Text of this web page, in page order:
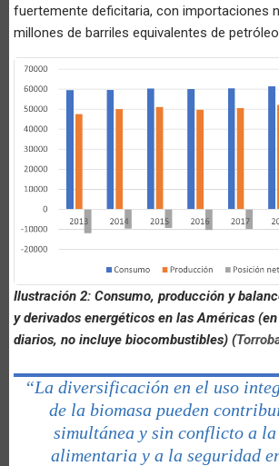
fuertemente deficitaria, con importaciones
millones de barriles equivalentes de
Ilustración 2: Consumo, producción y
y derivados energéticos en las Américas
diarios, no incluye biocombustibles) (
“La diversificación en el uso
de la biomasa pueden
simultánea y sin conflicto a
alimentaria y a la seguridad